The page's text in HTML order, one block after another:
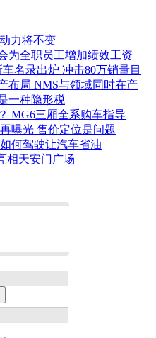
力将不变
为全职员工增加绩效工资
名录出炉 冲击80万销量目
布局 NMS与领域同时在产
一种隐形税
MG6三厢全系购车指导
曝光 售价定位是问题
何驾驶让汽车省油
相天安门广场